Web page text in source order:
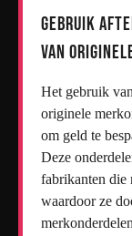
Gebruik
van
Het gebruik
originele
om geld te
Deze
fabrikanten die
waardoor ze